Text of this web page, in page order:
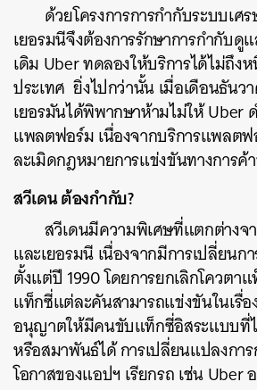
ด้วยโครงการการกำกับระบบเศ
เยอรมนีจึงต้องการรักษาการกำกับ
เดิม Uberทดลองให้บริการได้ไม่ถึง
ประเทศ ยิ่งไปกว่านั้นเมื่อเดือนธันว
เยอรมันได้พิพากษาห้ามไม่ให้Uber
แพลตฟอร์มเนื่องจากบริการแพลต
ละเมิดกฎหมายการแข่งขันทางการค้
สวีเดนต้องกำกับ?
สวีเดนมีความพิเศษที่แตกต่างจ
และเยอรมนีเนื่องจากมีการเปลี่ยน
ตั้งแต่ปี1990โดยการยกเลิกโควต
แท็กซี่แต่ละคันสามารถแข่งขันในเรื่อ
อนุญาตให้มีคนขับแท็กซี่อิสระแบบที่
หรือสมาพันธ์ได้การเปลี่ยนแปลงกา
โอกาสของแอปฯ เรียกรถเช่นUber